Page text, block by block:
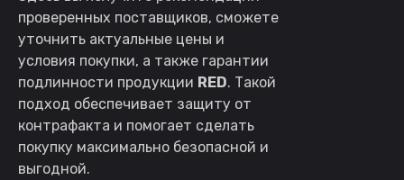
проверенных поставщиков, сможете
уточнить актуальные цены и
условия покупки, а также гарантии
подлинности продукции RED. Такой
подход обеспечивает защиту от
контрафакта и помогает сделать
покупку максимально безопасной и
выгодной.